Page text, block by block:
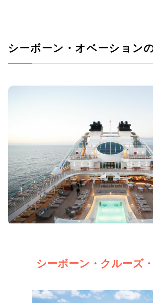
シーボーン・オベーション
シーボーン・クルーズ